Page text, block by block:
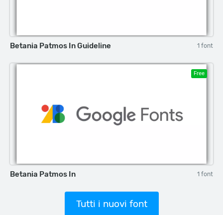
Betania Patmos In Guideline 1 font
Free
Betania Patmos In 1 font
Tutti i nuovi font